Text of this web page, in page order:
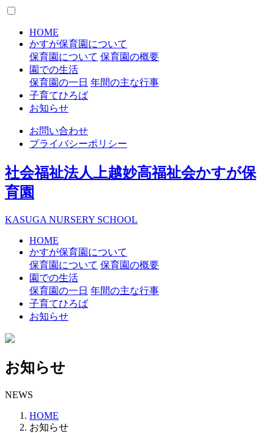
HOME
かすが保育園について
保育園について 保育園の概要
園での生活
保育園の一日 年間の主な行事
子育てひろば
お知らせ
お問い合わせ
プライバシーポリシー
社会福祉法人上越妙高福祉会かすが保
育園
KASUGA NURSERY SCHOOL
HOME
かすが保育園について
保育園について 保育園の概要
園での生活
保育園の一日 年間の主な行事
子育てひろば
お知らせ
お知らせ
NEWS
HOME
お知らせ